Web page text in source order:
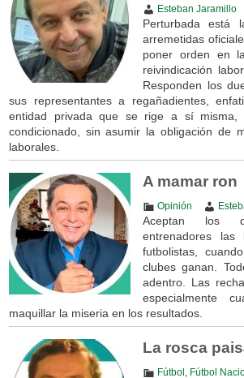
Esteban Jaramillo
Perturbada está
arremetidas
poner orden en
reivindicación
Responden los
sus representantes a regañadientes,
entidad privada que se rige a sí misma,
condicionado, sin asumir la obligación de
laborales.
A mamar ron
Opinión
Aceptan los
entrenadores las
futbolistas,
clubes ganan.
adentro. Las
especialmente
maquillar la miseria en los resultados.
La rosca
Fútbol Fútbol